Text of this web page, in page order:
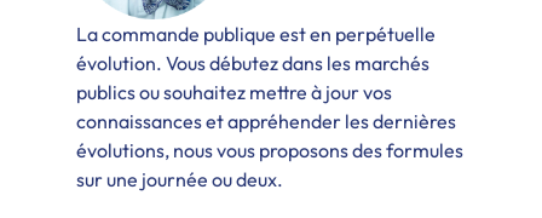
La commande publique est en perpétuelle
évolution. Vous débutez dans les marchés
publics ou souhaitez mettre à jour vos
connaissances et appréhender les dernières
évolutions, nous vous proposons des formules
sur une journée ou deux.